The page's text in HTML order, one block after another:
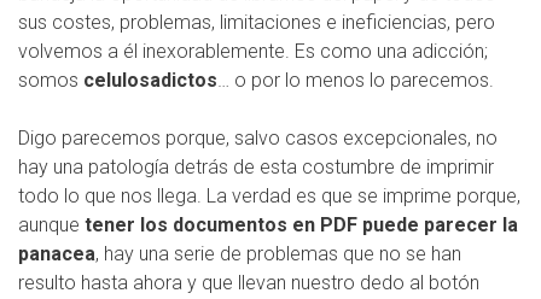
sus costes, problemas, limitaciones e ineficiencias, pero
volvemos a él inexorablemente. Es como una adicción;
somos celulosadictos… o por lo menos lo parecemos.
Digo parecemos porque, salvo casos excepcionales, no
hay una patología detrás de esta costumbre de imprimir
todo lo que nos llega. La verdad es que se imprime porque,
aunque tener los documentos en PDF puede parecer la
panacea, hay una serie de problemas que no se han
resulto hasta ahora y que llevan nuestro dedo al botón